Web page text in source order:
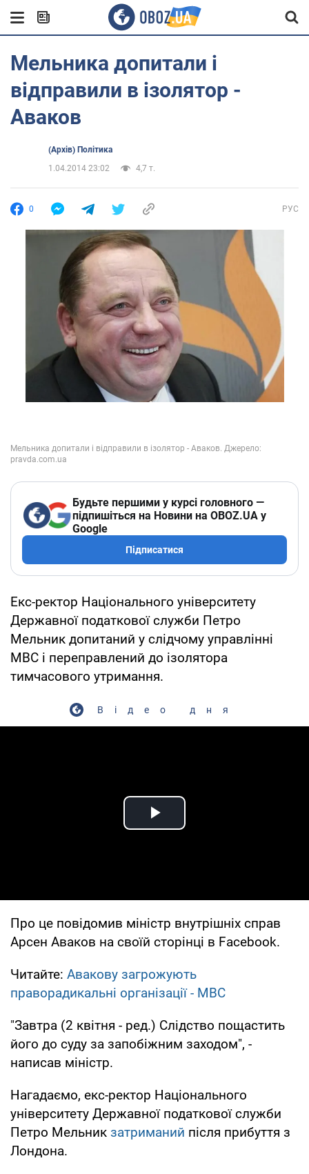
Мельника допитали і
відправили в ізолятор -
Аваков
(Архів) Політика
1.04.2014 23:02
4,7 т.
0 РУС
Будьте першими у курсі головного —
підпишіться на Новини на OBOZ.UA у
Google
Підписатися
Екс-ректор Національного університету
Державної податкової служби Петро
Мельник допитаний у слідчому управлінні
МВС і переправлений до ізолятора
тимчасового утримання.
Відео дня
Play Video
Про це повідомив міністр внутрішніх справ
Арсен Аваков на своїй сторінці в Facebook.
Читайте: Авакову загрожують
праворадикальні організації - МВС
"Завтра (2 квітня - ред.) Слідство пощастить
його до суду за запобіжним заходом", -
написав міністр.
Нагадаємо, екс-ректор Національного
університету Державної податкової служби
Петро Мельник затриманий після прибуття з
Лондона.